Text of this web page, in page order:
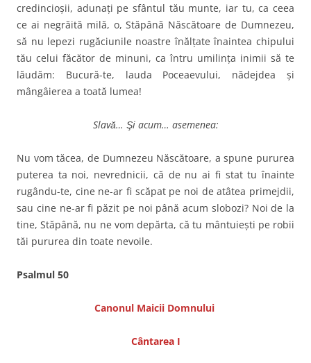
credincioşii, adunaţi pe sfântul tău munte, iar tu, ca ceea
ce ai negrăită milă, o, Stăpână Născătoare de Dumnezeu,
să nu lepezi rugăciunile noastre înălţate înaintea chipului
tău celui făcător de minuni, ca întru umilinţa inimii să te
lăudăm: Bucură-te, lauda Poceaevului, nădejdea şi
mângâierea a toată lumea!
Slavă… Şi acum… asemenea:
Nu vom tăcea, de Dumnezeu Născătoare, a spune pururea
puterea ta noi, nevrednicii, că de nu ai fi stat tu înainte
rugându-te, cine ne-ar fi scăpat pe noi de atâtea primejdii,
sau cine ne-ar fi păzit pe noi până acum slobozi? Noi de la
tine, Stăpână, nu ne vom depărta, că tu mântuieşti pe robii
tăi pururea din toate nevoile.
Psalmul 50
Canonul Maicii Domnului
Cântarea I